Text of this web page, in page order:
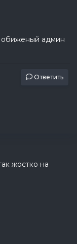
обиженый админ
Ответить
жостко на